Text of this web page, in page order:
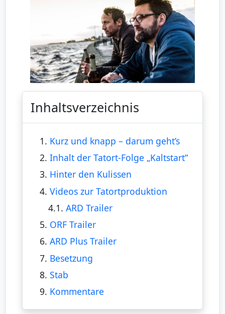
Inhaltsverzeichnis
1. Kurz und knapp – darum geht’s
2. Inhalt der Tatort-Folge „Kaltstart“
3. Hinter den Kulissen
4. Videos zur Tatortproduktion
4.1.ARD Trailer
5. ORF Trailer
6. ARD Plus Trailer
7. Besetzung
8. Stab
9. Kommentare